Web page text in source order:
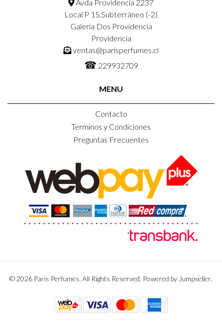
Avda Providencia 2237
Local P 15,Subterráneo (-2)
Galeria Dos Providencia
Providencia
ventas@parisperfumes.cl
☎ 229932709
MENU
Contacto
Terminos y Condiciones
Preguntas Frecuentes
© 2026 Paris Perfumes. All Rights Reserved. Powered by Jumpseller.